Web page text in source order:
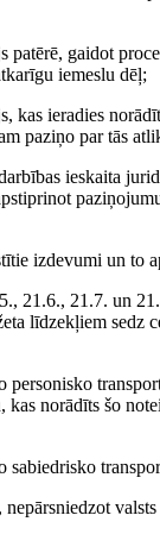
gaidot
iemeslu dēļ;
kas ieradies
paziņo par tās
ieskaita
izdevumi un to
21.6., 21.7. un
līdzekļiem
kas norādīts šo
sabiedrisko